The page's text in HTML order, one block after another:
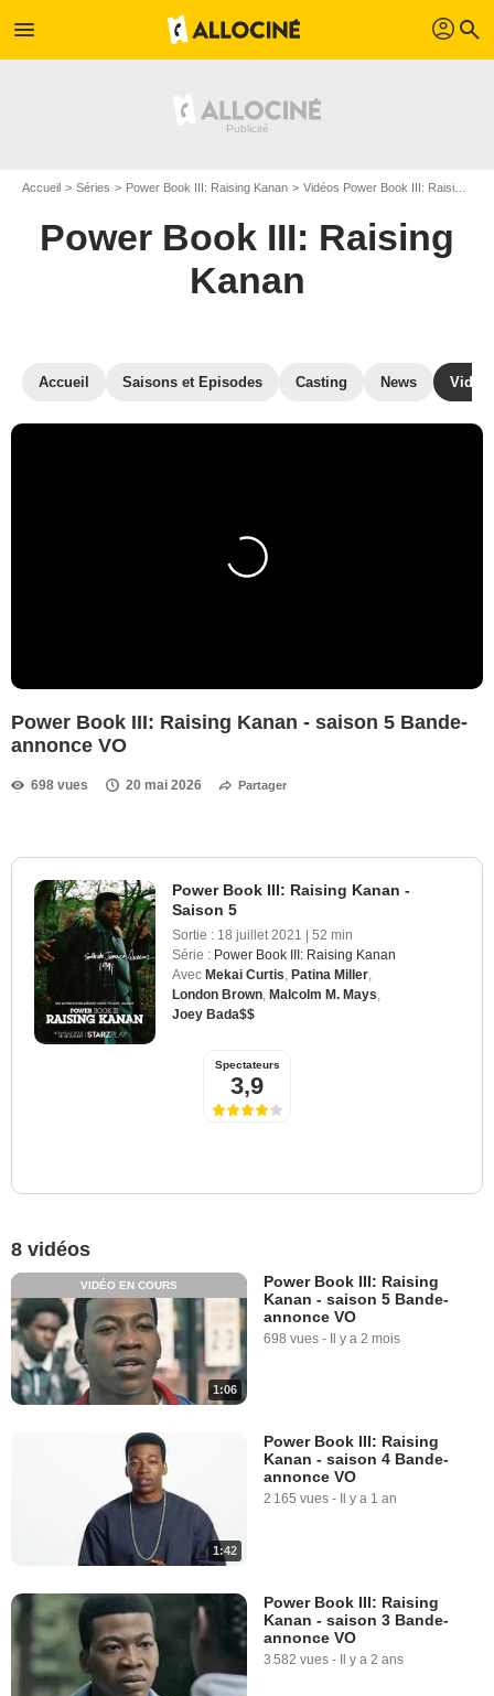
menu profil search
Accueil Séries Power Book III: Raising Kanan Vidéos Power Book III: Raising Kanan
Power Book III: Raising
Kanan
Accueil Saisons et Episodes Casting News
Power Book III: Raising Kanan - saison 5 Bande-
annonce VO
698 vues 20 mai 2026 Partager
Power Book III: Raising Kanan -
Saison 5
Sortie : 18 juillet 2021 | 52 min
Série : Power Book III: Raising Kanan
Avec Mekai Curtis Patina Miller
London Brown Malcolm M. Mays
Joey Bada$$
Spectateurs
3,9
8 vidéos
1:06
VIDÉO EN COURS
Power Book III: Raising
Kanan - saison 5 Bande-
annonce VO
698 vues - Il y a 2 mois
1:42
Power Book III: Raising
Kanan - saison 4 Bande-
annonce VO
2 165 vues - Il y a 1 an
Power Book III: Raising
Kanan - saison 3 Bande-
annonce VO
3 582 vues - Il y a 2 ans